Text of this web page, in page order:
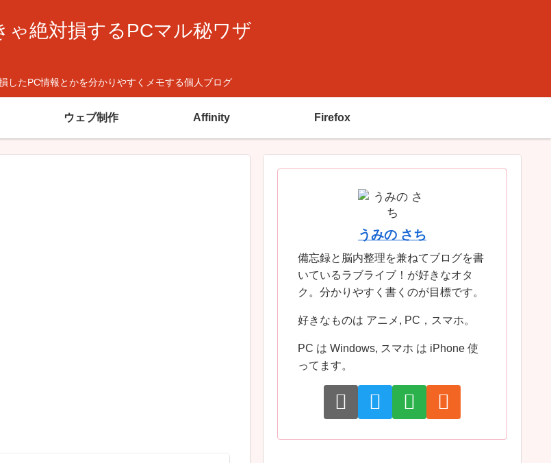
ゃ絶対損するPCマル秘ワザ
したPC情報とかを分かりやすくメモする個人ブログ
ウェブ制作 Affinity Firefox
うみの さち
備忘録と脳内整理を兼ねてブログを書
いているラブライブ！が好きなオタ
ク。分かりやすく書くのが目標です。
好きなものは アニメ, PC，スマホ。
PC は Windows, スマホ は iPhone 使
ってます。